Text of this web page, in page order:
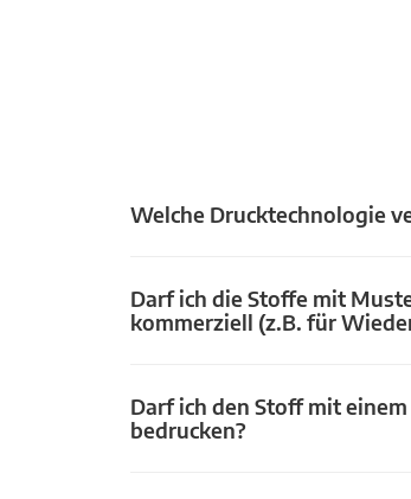
Welche Drucktechnologie
Darf ich die Stoffe mit
kommerziell (z.B. für
Darf ich den Stoff mit
bedrucken?